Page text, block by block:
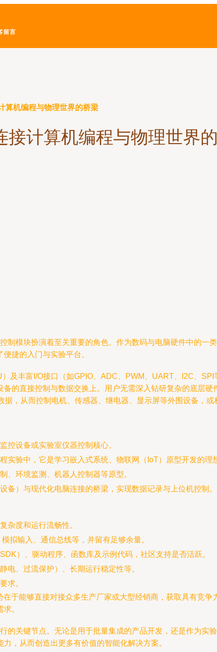
留言
算机编程与物理世界的桥梁
计算机编程与物理世界
制模块扮演着至关重要的角色。作为数码与电脑硬件中的一
捷的入门与实验平台。
及丰富I/O接口（如GPIO、ADC、PWM、UART、I2C、
的直接控制与数据交换上。用户无需深入钻研复杂的底层
，从而控制电机、传感器、继电器、显示屏等外围设备，或
控设备或实验室仪器控制核心。
实验中，它是学习嵌入式系统、物联网（IoT）原型开发的理
、环境监测、机器人控制器等原型。
备）与现代化电脑连接的桥梁，实现数据记录与上位机控制。
杂度和运行流畅性。
拟输入、通信总线等，并留有足够余量。
）、驱动程序、函数库及示例代码，社区支持是否活跃。
电、过流保护）、长期运行稳定性等。
求。
于能够直接对接众多生产厂家或大型经销商，获取具有竞
。
的关键节点。无论是用于批量集成的产品开发，还是作为实
，从而创造出更多有价值的智能化解决方案。